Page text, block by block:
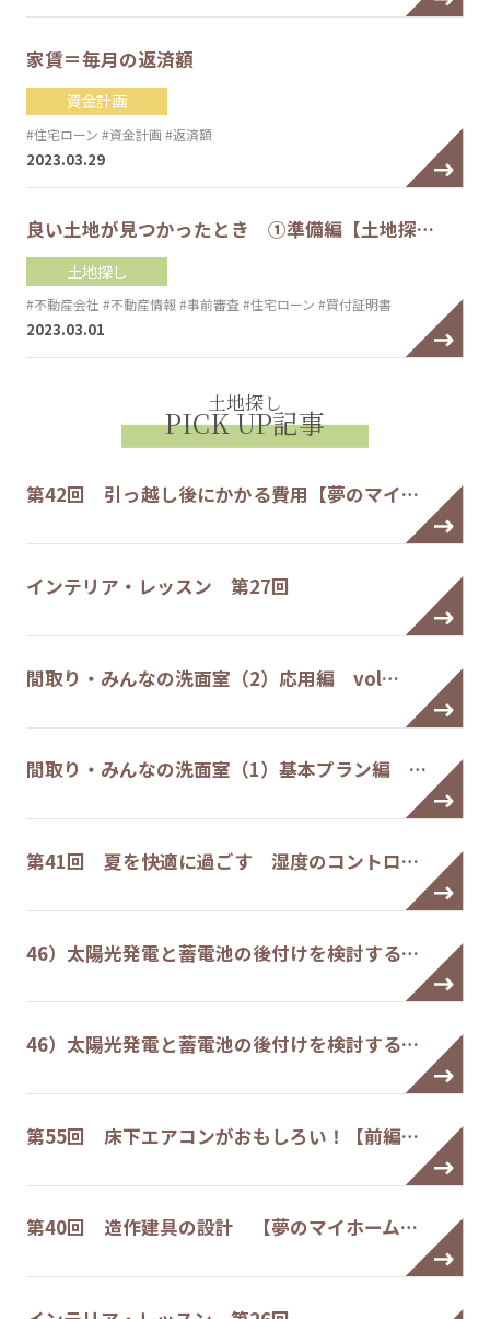
家賃＝毎月の返済額
資金計画
#住宅ローン #資金計画 #返済額
2023.03.29
良い土地が見つかったとき ①準備編【土地探…
土地探し
#不動産会社 #不動産情報#事前審査#住宅ローン #買付証明書
2023.03.01
土地探し
PICK UP記事
第42回 引っ越し後にかかる費用【夢のマイ…
インテリア・レッスン 第27回
間取り・みんなの洗面室（2）応用編 vol…
間取り・みんなの洗面室（1）基本プラン編 …
第41回 夏を快適に過ごす 湿度のコントロ…
46）太陽光発電と蓄電池の後付けを検討する…
46）太陽光発電と蓄電池の後付けを検討する…
第55回 床下エアコンがおもしろい！【前編…
第40回 造作建具の設計 【夢のマイホーム…